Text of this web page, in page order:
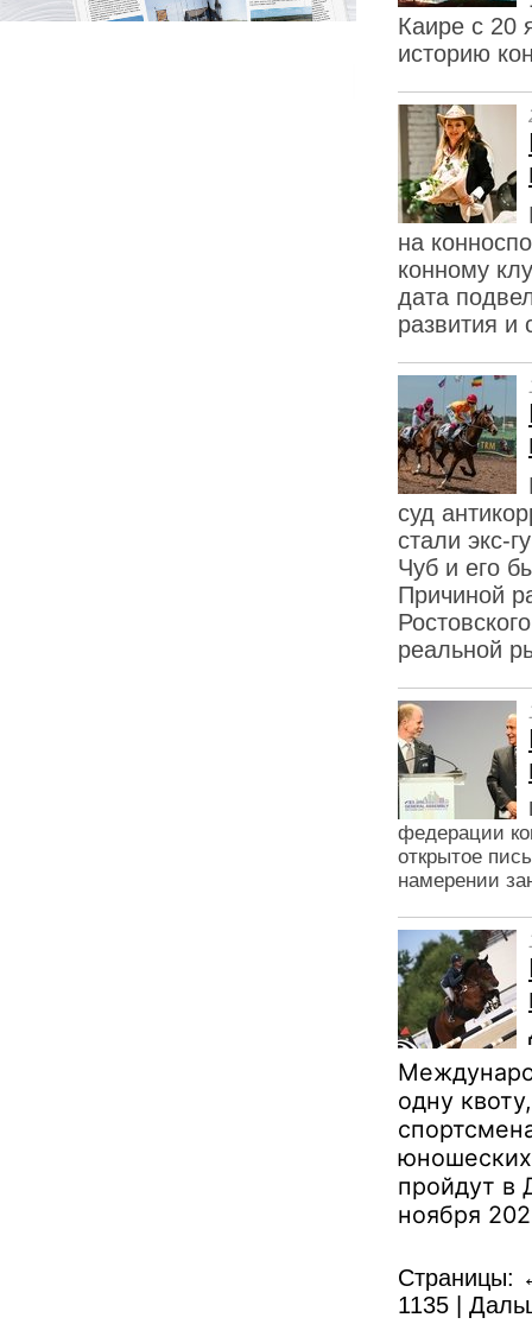
Каире с 20
историю
на
конному
дата
развития и
суд
стали экс-
Чуб и его
Причиной
реальной
федерации
открытое
намерении
одну
пройдут в
ноября
Страницы:
1135